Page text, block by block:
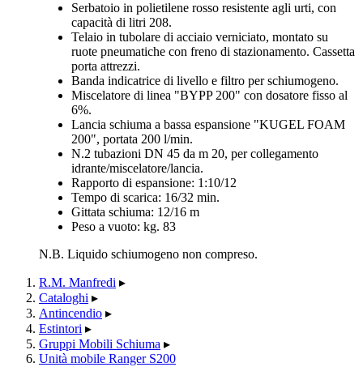
Serbatoio in polietilene rosso resistente agli urti, con
capacità di litri 208.
Telaio in tubolare di acciaio verniciato, montato su
ruote pneumatiche con freno di stazionamento. Cassetta
porta attrezzi.
Banda indicatrice di livello e filtro per schiumogeno.
Miscelatore di linea "BYPP 200" con dosatore fisso al
6%.
Lancia schiuma a bassa espansione "KUGEL FOAM
200", portata 200 l/min.
N.2 tubazioni DN 45 da m 20, per collegamento
idrante/miscelatore/lancia.
Rapporto di espansione: 1:10/12
Tempo di scarica: 16/32 min.
Gittata schiuma: 12/16 m
Peso a vuoto: kg. 83
N.B. Liquido schiumogeno non compreso.
R.M. Manfredi ▸
Cataloghi ▸
Antincendio ▸
Estintori ▸
Gruppi Mobili Schiuma ▸
Unità mobile Ranger S200